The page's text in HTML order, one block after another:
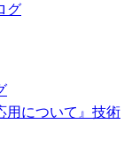
グ
用について』技術